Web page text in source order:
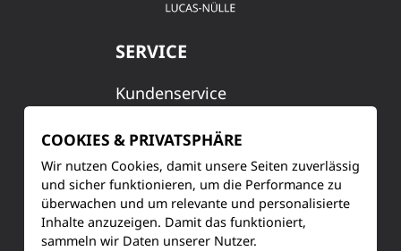
SERVICE
Kundenservice
Produktinformationen
Training & Schulung
Ihre Meinung
COOKIES & PRIVATSPHÄRE
Wir nutzen Cookies, damit unsere Seiten zuverlässig
und sicher funktionieren, um die Performance zu
überwachen und um relevante und personalisierte
Inhalte anzuzeigen. Damit das funktioniert,
sammeln wir Daten unserer Nutzer.